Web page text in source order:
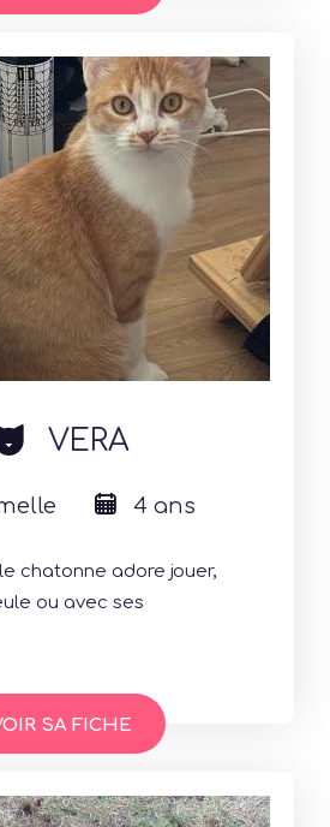
VERA
4 ans
chatonne adore jouer,
ou avec ses
SA FICHE